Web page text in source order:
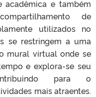
acadêmica e também
de
utilizados no
se restringem a uma
mural virtual onde se
e explora-se seu
para o
mais atraentes.